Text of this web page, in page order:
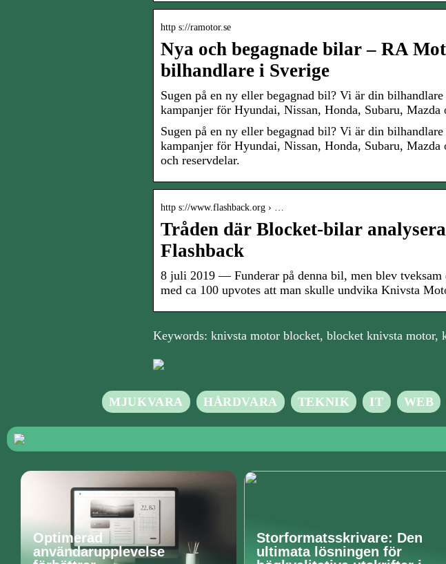
http s://ramotor.se
Nya och begagnade bilar – RA
bilhandlare i Sverige
Sugen på en ny eller begagnad bil? Vi är din
kampanjer för Hyundai, Nissan, Honda, Subaru, Mazda
Sugen på en ny eller begagnad bil? Vi är din
kampanjer för Hyundai, Nissan, Honda, Subaru,
och reservdelar.
http s://www.flashback.org › …
Tråden där Blocket-bilar
Flashback
8 juli 2019 — Funderar på denna bil, men blev tveksam
med ca 100 upvotes att man skulle undvika Knivsta
Keywords: knivsta motor blocket, blocket knivsta motor,
MJUKVARA HÅRDVARA TEKNIK IT WEB
Optimerad
användarupplevelse
Storformatsskrivare: Den
ultimata lösningen för